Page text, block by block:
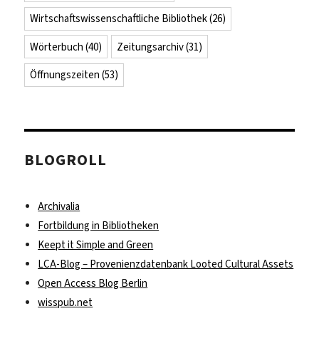
Wirtschaftswissenschaftliche Bibliothek(26)
Wörterbuch (40) Zeitungsarchiv(31)
Öffnungszeiten (53)
BLOGROLL
Archivalia
Fortbildung in Bibliotheken
Keept it Simple and Green
LCA-Blog – Provenienzdatenbank Looted Cultural Assets
Open Access Blog Berlin
wisspub.net